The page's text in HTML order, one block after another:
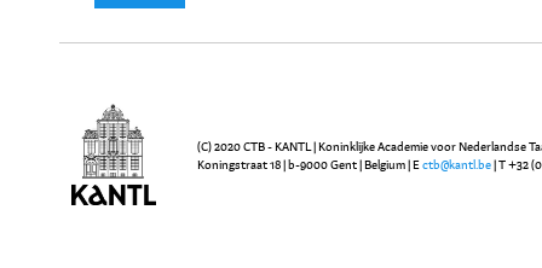
(C) 2020 CTB - KANTL | Koninklijke Academie voor Nederlandse
Koningstraat 18 | b-9000 Gent | Belgium | E ctb@kantl.be | T +32